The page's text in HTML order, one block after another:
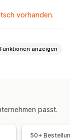
vorhanden.
Funktionen anzeigen
passt.
50+